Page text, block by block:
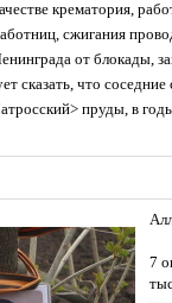
крематория,
сжигания
от блокады,
сказать, что
пруды, в
7